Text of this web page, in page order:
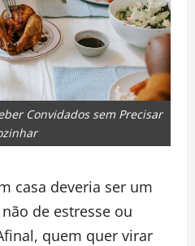
Convidados sem Precisar
casa deveria ser um
de estresse ou
quem quer virar